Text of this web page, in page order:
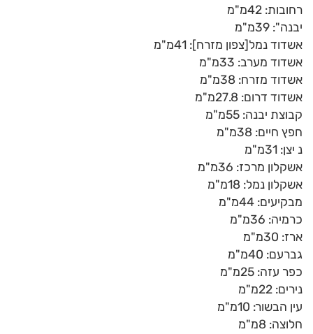
רחובות: 42מ"מ
יבנה": 39מ"מ
אשדוד נמל[צפון מזרח]: 41מ"מ
אשדוד מערב: 33מ"מ
אשדוד מזרח: 38מ"מ
אשדוד דרום: 27.8מ"מ
קבוצת יבנה: 55מ"מ
חפץ חיים: 38מ"מ
נ יצן: 31מ"מ
אשקלון מרכז: 36מ"מ
אשקלון נמל: 18מ"מ
מבקיעים: 44מ"מ
כרמיה: 36מ"מ
ארז: 30מ"מ
גברעם: 40מ"מ
כפר עזה: 25מ"מ
נירים: 22מ"מ
עין הבשור: 10מ"מ
חלוצה: 8מ"מ